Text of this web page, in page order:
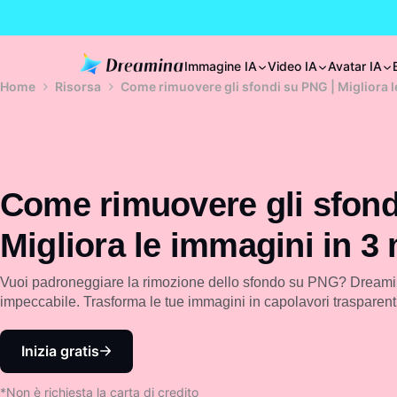
Immagine IA Video IA Avatar IA
Home
Risorsa Come rimuovere gli sfondi su PNG | Migliora
Come rimuovere gli
Migliora le immagini in 3
Vuoi padroneggiare la rimozione dello sfondo su PNG?
impeccabile. Trasforma le tue immagini in capolavori
Inizia gratis
*Non è richiesta la carta di credito